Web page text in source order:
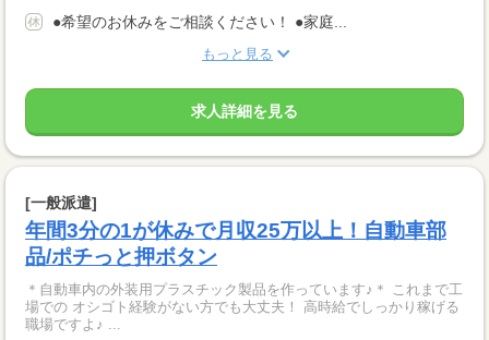
●希望のお休みをご相談ください！ ●家庭...
もっと見る
求人詳細を見る
[一般派遣]
年間3分の1が休みで月収25万以上！自動車部
品/ポチっと押ボタン
＊自動車内の外装用プラスチック製品を作っています♪＊ これまで工
場での オシゴト経験がない方でも大丈夫！ 高時給でしっかり稼げる
職場ですよ♪ ...